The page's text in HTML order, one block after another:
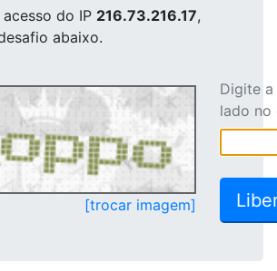
do IP 216.73.216.17,
abaixo.
[trocar imagem]
Digite
lado no